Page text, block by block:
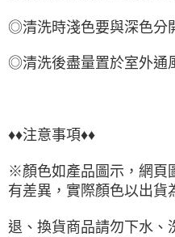
◎清洗時淺色要與深色分
◎清洗後盡量置於室外通
♦♦注意事項♦♦
※顏色如產品圖示，網頁
有差異，實際顏色以出貨
退、換貨商品請勿下水、